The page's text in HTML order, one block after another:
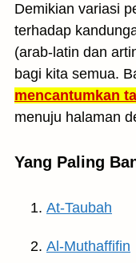
Demikian variasi
terhadap
(arab-latin dan
bagi kita semua.
mencantumkan
menuju halaman
Yang Paling
At-Taubah
Al-Muthaffifin